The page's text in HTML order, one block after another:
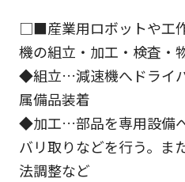
□■産業用ロボットや工
機の組立・加工・検査
◆組立…減速機へドライ
属備品装着
◆加工…部品を専用設備
バリ取りなどを行う。ま
法調整など